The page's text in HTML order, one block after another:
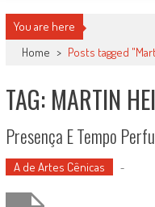
You are here
Home > Posts tagged
TAG: MARTIN
Presença E Tempo
A de Artes Cênicas -